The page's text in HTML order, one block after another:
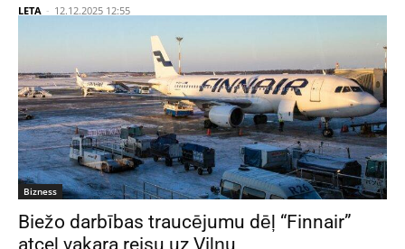
LETA - 12.12.2025 12:55
Bizness
Biežo darbības traucējumu dēļ “Finnair”
atceļ vakara reisu uz Viļņu